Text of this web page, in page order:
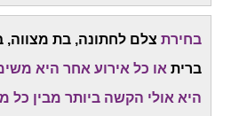
בחירת צלם לחתונה, בת מצווה,
ברית או כל אירוע אחר היא
היא אולי הקשה ביותר מבין כל